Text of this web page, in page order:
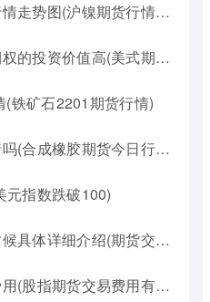
势图(沪镍期货行情价格)
(美式期权和欧式期权哪个风险更大)
铁矿石2201期货行情)
(合成橡胶期货今日行情)
元指数跌破100)
介绍(期货交割日一般是涨还是跌)
指期货交易费用有哪些)